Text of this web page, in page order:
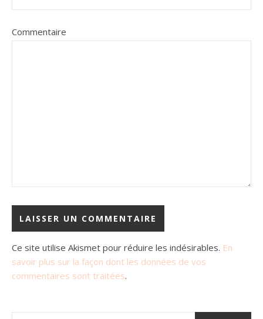
Commentaire
Ce site utilise Akismet pour réduire les indésirables. En
savoir plus sur la façon dont les données de vos
commentaires sont traitées.